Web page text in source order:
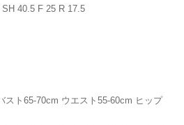
40.5 F 25 R 17.5
スト65-70cm ウエスト55-60cm ヒップ